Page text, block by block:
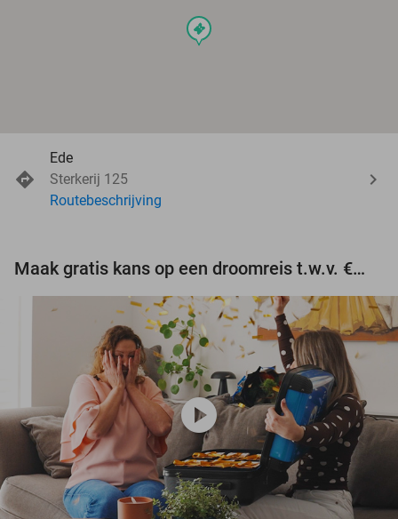
events
Ede
Sterkerij 125
Routebeschrijving
Maak gratis kans op een droomreis t.w.v. €3.000!
play_circle